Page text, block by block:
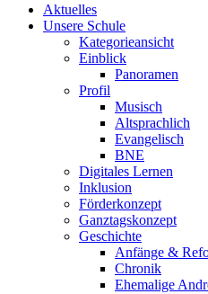
Aktuelles
Unsere Schule
Kategorieansicht
Einblick
Panoramen
Profil
Musisch
Altsprachlich
Evangelisch
BNE
Digitales Lernen
Inklusion
Förderkonzept
Ganztagskonzept
Geschichte
Anfänge &
Chronik
Ehemalige